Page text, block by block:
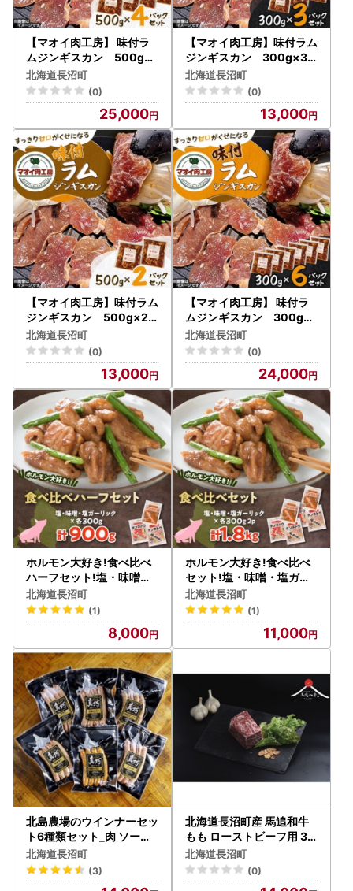
【マオイ肉工房】 味付ラ
ムジンギスカン 500g×
4パックセット 【北海道長
沼町】【配送不可地域：離
島】【1664581】
北海道長沼町
(0)
25,000
【マオイ肉工房】味付ラム
ジンギスカン 300g×3
パックセット 【北海道長
沼町】【配送不可地域：離
島】【1664578】
北海道長沼町
(0)
13,000
【マオイ肉工房】味付ラム
ジンギスカン 500g×2
パックセット 【北海道長
沼町】【配送不可地域：離
島】【1664579】
北海道長沼町
(0)
13,000
【マオイ肉工房】 味付ラ
ムジンギスカン 300g×
6パックセット 【北海道長
沼町】【配送不可地域：離
島】【1664580】
北海道長沼町
(0)
24,000
ホルモン大好き!食べ比べ
ハーフセット!塩・味噌・
塩ガーリック_肉 豚肉 _【
配送不可地域：離島】【1
361176】
北海道長沼町
(1)
8,000
ホルモン大好き!食べ比べ
セット!塩・味噌・塩ガー
リック各2パックずつ_肉
豚肉 _【配送不可地域：離
島】【1361177】
北海道長沼町
(1)
11,000
北島農場のウインナーセッ
ト6種類セット_肉 ソーセ
ージ・ウインナー 豚肉 _【
配送不可地域：離島】【1
277813】
北海道長沼町
(3)
北海道長沼町産 馬追和牛
もも ローストビーフ用 30
0g_肉 和牛 牛肉 肉 牛肉 _
【配送不可地域：離島】【
1251567】
北海道長沼町
(0)